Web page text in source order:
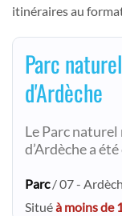
itinéraires au
Parc
d'Ardèche
Le Parc
d’Ardèche a
Parc/ 07 -
Situéà moins de